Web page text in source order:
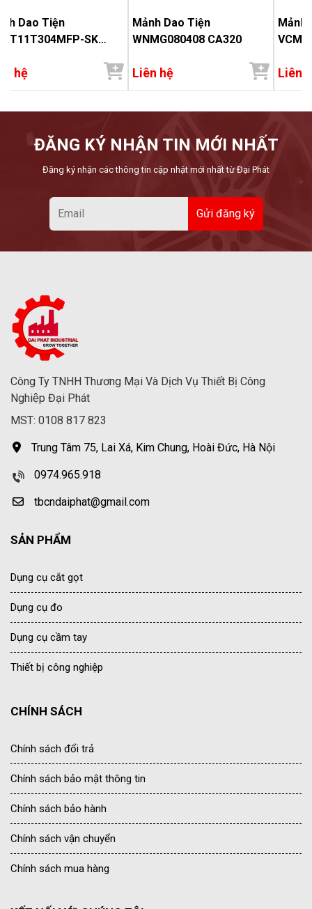
Dao Tiện
SK
hệ
Mảnh Dao Tiện
WNMG080408 CA320
Liên hệ
Mảnh
Liên
ĐĂNG KÝ NHẬN TIN MỚI NHẤT
Đăng ký nhận các thông tin cập nhật mới nhất từ Đại Phát
Công Ty TNHH Thương Mại Và Dịch Vụ Thiết Bị Công
Nghiệp Đại Phát
MST: 0108 817 823
Trung Tâm 75, Lai Xá, Kim Chung, Hoài Đức, Hà Nội
0974.965.918
tbcndaiphat@gmail.com
SẢN PHẨM
Dụng cụ cắt gọt
Dụng cụ đo
Dụng cụ cầm tay
Thiết bị công nghiệp
CHÍNH SÁCH
Chính sách đổi trả
Chính sách bảo mật thông tin
Chính sách bảo hành
Chính sách vận chuyển
Chính sách mua hàng